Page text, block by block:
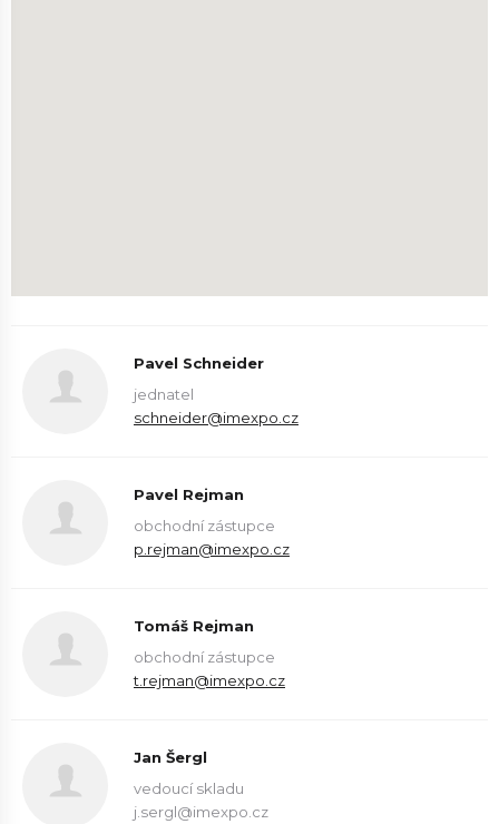
Pavel Schneider
jednatel
schneider@imexpo.cz
Pavel Rejman
obchodní zástupce
p.rejman@imexpo.cz
Tomáš Rejman
obchodní zástupce
t.rejman@imexpo.cz
Jan Šergl
vedoucí skladu
j.sergl@imexpo.cz